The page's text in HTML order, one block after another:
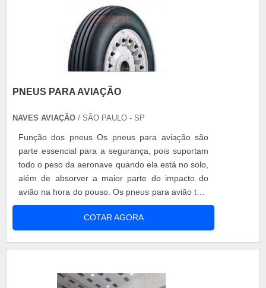
PNEUS PARA AVIAÇÃO
NAVES AVIAÇÃO / SÃO PAULO - SP
Função dos pneus Os pneus para aviação são
parte essencial para a segurança, pois suportam
todo o peso da aeronave quando ela está no solo,
além de absorver a maior parte do impacto do
avião na hora do pouso. Os pneus para avião têm
caraterísticas diferentes dos outros tipos de
pneus, cada um tem uma finalidade. Esse tipo de
pneu deve ter aderência e grande flexibilidade,
COTAR AGORA